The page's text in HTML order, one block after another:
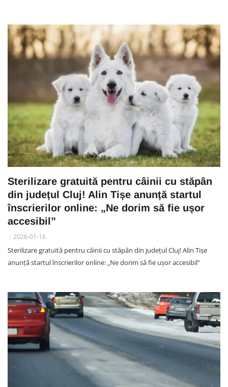
Sterilizare gratuită pentru câinii cu stăpân
din județul Cluj! Alin Tișe anunță startul
înscrierilor online: „Ne dorim să fie ușor
accesibil”
2026-01-16
Sterilizare gratuită pentru câinii cu stăpân din județul Cluj! Alin Tișe
anunță startul înscrierilor online: „Ne dorim să fie ușor accesibil”